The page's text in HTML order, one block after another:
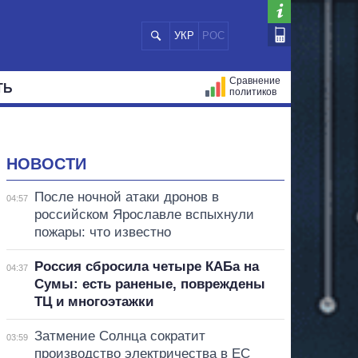
УКР РОС
Сравнение
политиков
НОВОСТИ
04:57
После ночной атаки дронов в
российском Ярославле вспыхнули
пожары: что известно
04:37
Россия сбросила четыре КАБа на
Сумы: есть раненые, повреждены
ТЦ и многоэтажки
03:59
Затмение Солнца сократит
производство электричества в ЕС